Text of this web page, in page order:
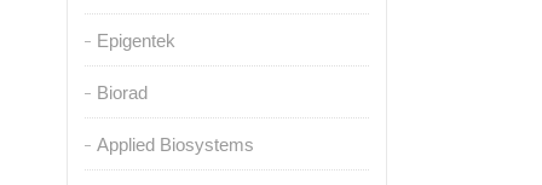
Epigentek
Biorad
Applied Biosystems